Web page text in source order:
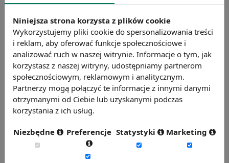
Zobacz więcej wiadomości
Niniejsza strona korzysta z plików cookie
Wykorzystujemy pliki cookie do spersonalizowania treści
i reklam, aby oferować funkcje społecznościowe i
analizować ruch w naszej witrynie. Informacje o tym, jak
korzystasz z naszej witryny, udostępniamy partnerom
społecznościowym, reklamowym i analitycznym.
Partnerzy mogą połączyć te informacje z innymi danymi
otrzymanymi od Ciebie lub uzyskanymi podczas
korzystania z ich usług.
Niezbędne Preferencje Statystyki Marketing